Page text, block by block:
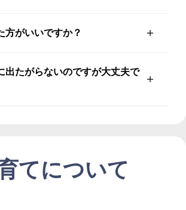
方がいいですか？
出たがらないのですが大丈夫で
てについて